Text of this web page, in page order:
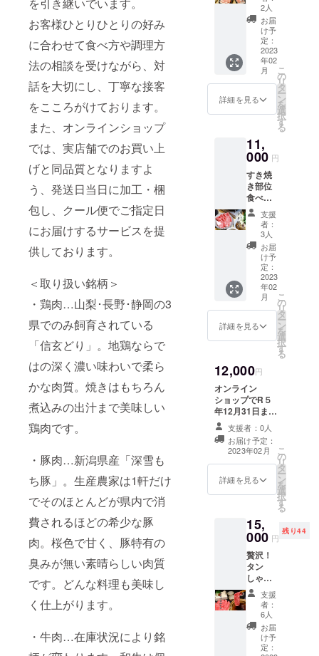
を引き継いでいます。
お客様ひとりひとりの好み
に合わせて食べ方や調理方
法の相談を受けながら、対
話を大切にし、丁寧な接客
をこころがけております。
また、オンラインショップ
では、実店舗でのお買い上
げと同品質となりますよ
う、発送日当日に加工・梱
包し、クール便でご指定日
にお届けするサービスを提
供しております。
＜取り扱い銘柄＞
・鶏肉…山梨･長野･静岡の3
県でのみ飼育されている
「信玄どり」。地鶏ならで
はの深く濃い味わいで柔ら
かな肉質。焼きはもちろん
煮込みの出汁まで美味しい
鶏肉です。
・豚肉…新潟県産「深雪も
ち豚」。生産農家は1軒だけ
でそのほとんどが県内で消
費されるほどの希少な豚
肉。桜色で甘く、豚特有の
臭みが無い素晴らしい肉質
です。どんな料理も美味し
く仕上がります。
・牛肉…在庫状況により銘
しゃぶ
におす
すめな3
種類の
部位と
当店お
すすめ
のポン
酢の
200g、
バラ
リブ
ロース
200g、
おすす
めのポ
ン酢 精
肉：原
産国日
本、冷
蔵(10度
以下)賞
味期限3
日、冷
凍(-15
日、で
きるだ
け早く
お召し
上がり
くださ
い。再
冷凍は
おすす
めして
おりま
せ
ポン
酢：原
材料及
び添加
物等の
食品表
示はお
届け商
品のラ
ベルに
表記さ
れま
と感謝
のメー
ル オン
ライン
ショッ
プでR5
年3月末
まで使
える
10%OF
Fクーポ
セット
内容
＞
500g
3～4人
前 A5銘
柄和牛
の肩
ロース
芯、内
もも、
ラン
プ、イ
チボの
いずれ
か２種
（各
バラ、
ス、肩
ロース
のいず
れか2種
（各
100g）
、信玄
も肉
（100g
肉のタ
レ1本付
き 精
肉：原
産国日
本、冷
蔵(10度
以下)賞
味期限3
日、冷
凍(-15
度以下)
2人
お届
け予
定：
2023
年02
月
詳細を見る
こ
の
リ
タ
ー
ン
を
選
択
す
る
11,
000 円
すき焼
き部位
食べ比
べセッ
ト(約2
人前)と
感謝の
メール
すき焼
きにお
すすめ
の部位
２種
と、当
店おす
たの
です。
オンラ
イン
ショッ
プでR5
年3月末
10%OF
Fクーポ
レシピ
付き。
＜セッ
ト内容
＞ A5銘
柄和牛
ランプ
200g、
肩ロー
ス芯
200g す
支援
者：
3人
お届
け予
定：
2023
年02
月
詳細を見る
こ
の
リ
タ
ー
ン
を
選
択
す
る
12,000円
オンライン
ショップでR５
年12月31日まで
何度でも使える
10%OFFクーポ
ンと感謝のメー
ル。 ご支援いた
だきありがとう
ございます！ オ
ください！
支援者：0人
お届け予定：
2023年02月
詳細を見る
こ
の
リ
タ
ー
ン
を
選
択
す
る
15,
000 円
残り44
贅沢！
タン
しゃぶ
牛しゃ
ぶセッ
ト(２～
３人前)
と感謝
のメー
支援
者：
6人
お届
け予
定：